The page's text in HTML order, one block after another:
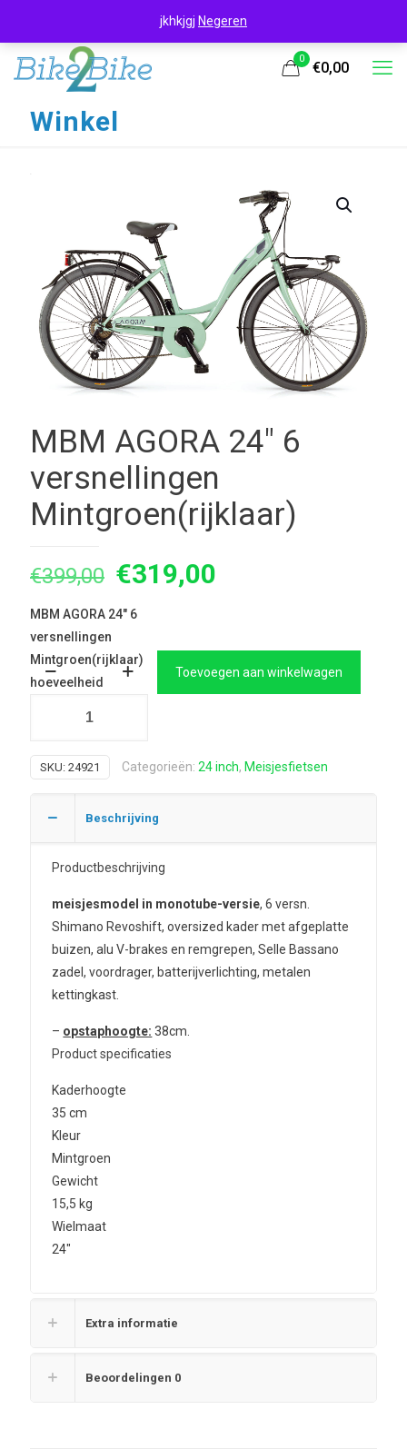
0
€0,00
Winkel
MBM AGORA 24″ 6
versnellingen
Mintgroen(rijklaar)
€399,00 Oorspronkelijke
was:
€399,00.
€319,00
€319,00.
MBM AGORA 24" 6
versnellingen
Mintgroen(rijklaar)
hoeveelheid
Toevoegen aan winkelwagen
SKU: 24921 Categorieën: 24 inch, Meisjesfietsen
Beschrijving
Productbeschrijving
meisjesmodel in monotube-versie, 6 versn.
Shimano Revoshift, oversized kader met afgeplatte
buizen, alu V-brakes en remgrepen, Selle Bassano
zadel, voordrager, batterijverlichting, metalen
kettingkast.
– opstaphoogte: 38cm.
Product specificaties
Kaderhoogte
35 cm
Kleur
Mintgroen
Gewicht
15,5 kg
Wielmaat
24″
Extra informatie
Beoordelingen 0
jkhkjgj Negeren